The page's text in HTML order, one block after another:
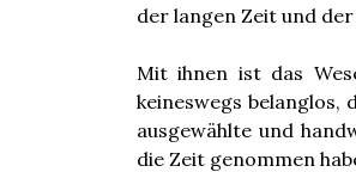
der langen Zeit und
Mit ihnen ist das
keineswegs belanglos,
ausgewählte und
die Zeit genommen